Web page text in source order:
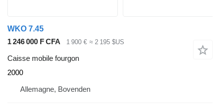
WKO 7.45
1 246 000 F CFA
1 900 € ≈ 2 195 $US
Caisse mobile fourgon
2000
Allemagne, Bovenden